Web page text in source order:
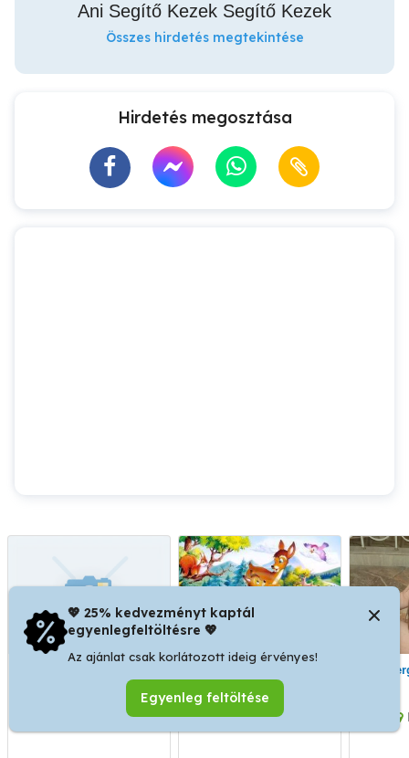
Ani Segítő Kezek Segítő Kezek
Összes hirdetés megtekintése
Hirdetés megosztása
vállalok
Sopronnémeti
💖 25% kedvezményt kaptál
egyenlegfeltöltésre 💖
Az ajánlat csak korlátozott ideig érvényes!
Egyenleg feltöltése